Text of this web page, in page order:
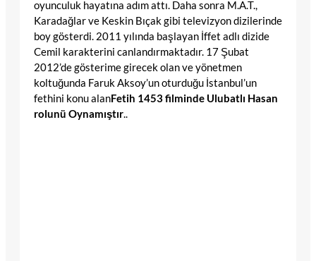
oyunculuk hayatına adım attı. Daha sonra M.A.T.,
Karadağlar ve Keskin Bıçak gibi televizyon dizilerinde
boy gösterdi. 2011 yılında başlayan İffet adlı dizide
Cemil karakterini canlandırmaktadır. 17 Şubat
2012’de gösterime girecek olan ve yönetmen
koltuğunda Faruk Aksoy’un oturduğu İstanbul’un
fethini konu alanFetih 1453 filminde Ulubatlı Hasan
rolunü Oynamıştır..